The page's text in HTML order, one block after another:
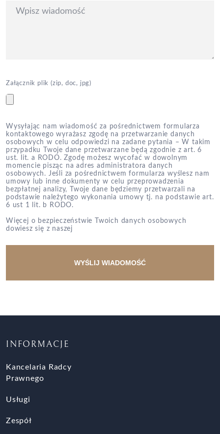
Załącznik plik (zip, doc, jpg)
Wysyłając nam wiadomość za pośrednictwem formularza
kontaktowego wyrażasz zgodę na przetwarzanie danych
osobowych w celu odpowiedzi na zadane pytania – W takim
przypadku Twoje dane przetwarzane będą zgodnie z art. 6
ust. lit. a RODO. Zgodę możesz wycofać w dowolnym
momencie pisząc na adres administratora danych
osobowych. Jeśli za pośrednictwem formularza wyślesz nam
umowy lub inne dokumenty w celu przeprowadzenia
bezpłatnej analizy, Twoje dane będziemy przetwarzali na
podstawie należytego wykonania umowy tj. na podstawie art.
6 ust 1 lit. b RODO.
Więcej o bezpieczeństwie Twoich danych osobowych
dowiesz się z naszej
INFORMACJE
Kancelaria Radcy
Prawnego
Usługi
Zespół